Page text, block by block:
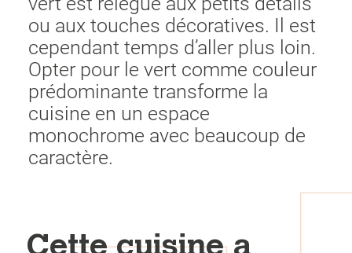
ou aux touches décoratives. Il est
cependant temps d’aller plus loin.
Opter pour le vert comme couleur
prédominante transforme la
cuisine en un espace
monochrome avec beaucoup de
caractère.